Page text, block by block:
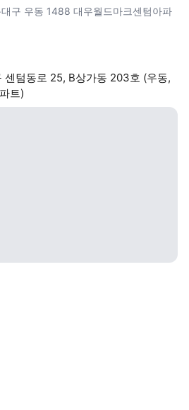
구 우동 1488 대우월드마크센텀아파
센텀동로 25, B상가동 203호 (우동,
트)